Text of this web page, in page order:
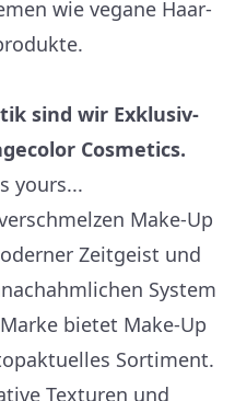
wie vegane Haar-
sind wir Exklusiv-
Cosmetics.
yours...
Make-Up
Zeitgeist und
System
bietet Make-Up
Sortiment.
Texturen und